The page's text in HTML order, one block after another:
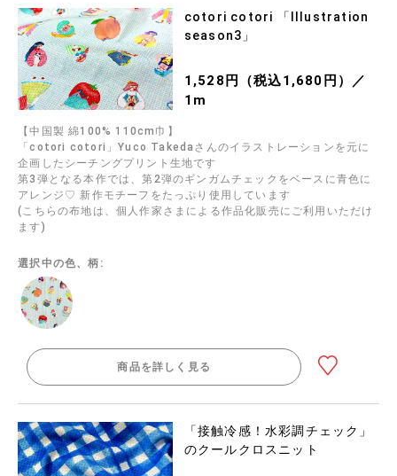
cotori cotori 「Illustration
season3」
1,528円（税込1,680円）／
1m
【中国製 綿100% 110cm巾】
「cotori cotori」Yuco Takedaさんのイラストレーションを元に
企画したシーチングプリント生地です
第3弾となる本作では、第2弾のギンガムチェックをベースに青色に
アレンジ♡ 新作モチーフをたっぷり使用しています
(こちらの布地は、個人作家さまによる作品化販売にご利用いただけ
ます)
選択中の色、柄:
商品を詳しく見る
「接触冷感！水彩調チェック」
のクールクロスニット